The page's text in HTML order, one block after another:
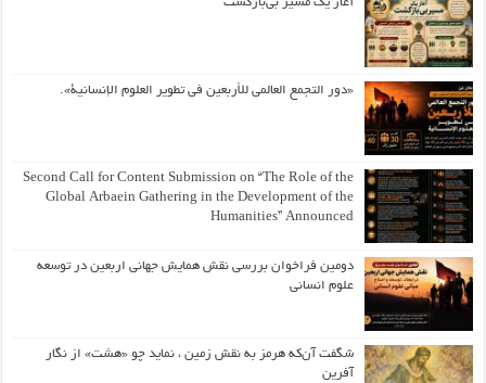
«دور التجمع العالمي للأربعين في تطوير العلوم الإنسانية».
Second Call for Content Submission on “The Role of the
Global Arbaein Gathering in the Development of the
Humanities” Announced
دومین فراخوان بررسی نقش همایش جهانی اربعین در توسعه
علوم انسانی
شگفت آن‌که هرمز به نقش زمین ، نماید چو «هشت» از نگار
آفرین